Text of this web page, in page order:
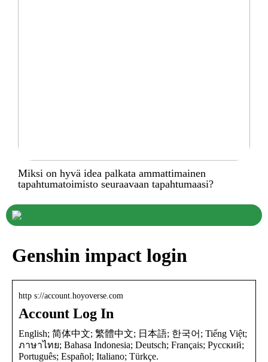
Miksi on hyvä idea palkata ammattimainen
tapahtumatoimisto seuraavaan tapahtumaasi?
Genshin impact login
http s://account.hoyoverse.com
Account Log In
English; 简体中文; 繁體中文; 日本語; 한국어; Tiếng Việt;
ภาษาไทย; Bahasa Indonesia; Deutsch; Français; Русский;
Português; Español; Italiano; Türkçe.